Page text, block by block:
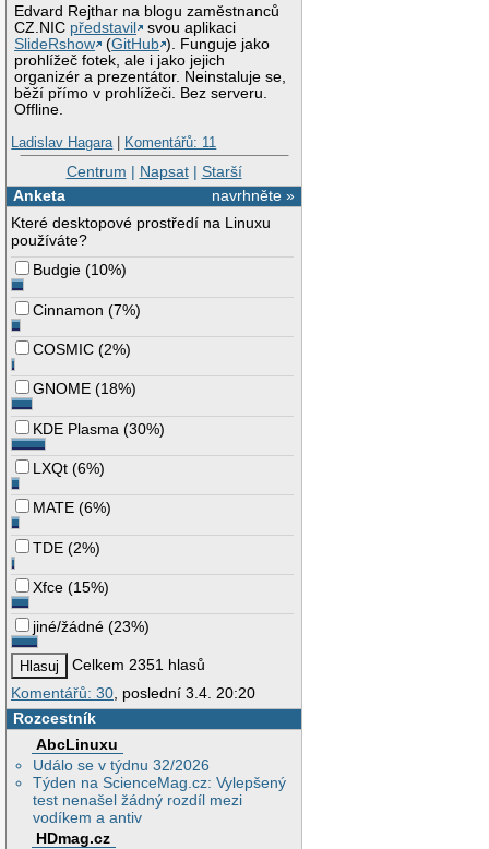
Edvard Rejthar na blogu zaměstnanců
CZ.NIC představil
svou aplikaci
SlideRshow
(GitHub ). Funguje jako
prohlížeč fotek, ale i jako jejich
organizér a prezentátor. Neinstaluje se,
běží přímo v prohlížeči. Bez serveru.
Offline.
Ladislav Hagara| Komentářů: 11
Centrum | Napsat| Starší
navrhněte »
Anketa
Které desktopové prostředí na Linuxu
používáte?
Budgie (10%)
Cinnamon (7%)
COSMIC (2%)
GNOME (18%)
KDE Plasma (30%)
LXQt (6%)
MATE (6%)
TDE (2%)
Xfce (15%)
jiné/žádné (23%)
Celkem 2351 hlasů
Komentářů: 30 , poslední 3.4. 20:20
Rozcestník
AbcLinuxu
Událo se v týdnu 32/2026
Týden na ScienceMag.cz: Vylepšený
test nenašel žádný rozdíl mezi
vodíkem a antiv
HDmag.cz